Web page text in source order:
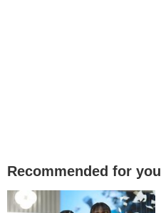
Recommended for you